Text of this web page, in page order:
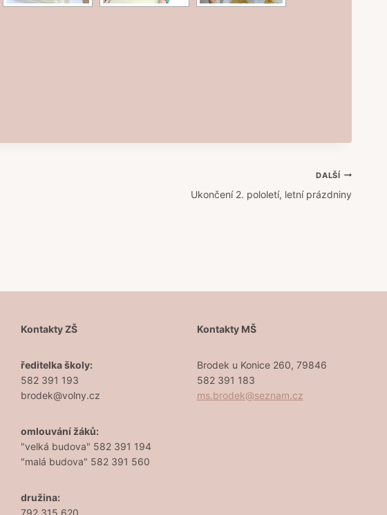
DALŠÍ
Ukončení 2. pololetí, letní prázdniny
Kontakty ZŠ
ředitelka školy:
582 391 193
brodek@volny.cz
omlouvání žáků:
"velká budova" 582 391 194
"malá budova" 582 391 560
družina:
792 315 620
Kontakty MŠ
Brodek u Konice 260, 79846
582 391 183
ms.brodek@seznam.cz